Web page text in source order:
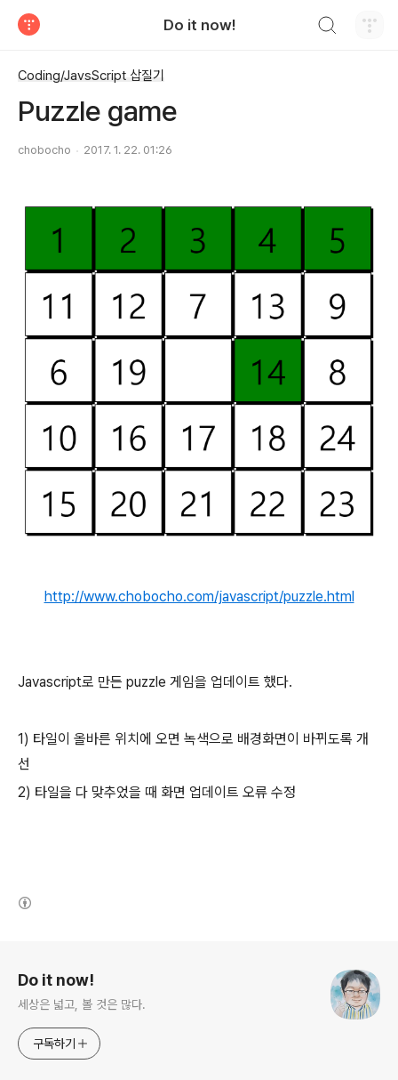
Do it now!
Coding/JavsScript 삽질기
Puzzle game
chobocho 2017. 1. 22. 01:26
http://www.chobocho.com/javascript/puzzle.html
Javascript로 만든 puzzle 게임을 업데이트 했다.
1) 타일이 올바른 위치에 오면 녹색으로 배경화면이 바뀌도록 개
선
2) 타일을 다 맞추었을 때 화면 업데이트 오류 수정
Do it now!
세상은 넓고, 볼 것은 많다.
구독하기